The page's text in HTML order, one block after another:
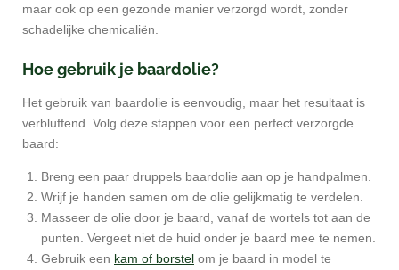
maar ook op een gezonde manier verzorgd wordt, zonder
schadelijke chemicaliën.
Hoe gebruik je baardolie?
Het gebruik van baardolie is eenvoudig, maar het resultaat is
verbluffend. Volg deze stappen voor een perfect verzorgde
baard:
Breng een paar druppels baardolie aan op je handpalmen.
Wrijf je handen samen om de olie gelijkmatig te verdelen.
Masseer de olie door je baard, vanaf de wortels tot aan de
punten. Vergeet niet de huid onder je baard mee te nemen.
Gebruik een kam of borstel om je baard in model te